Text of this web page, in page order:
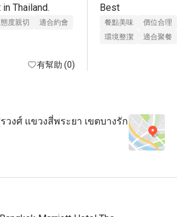
Thailand.
態度親切
適合約會
有幫助 (0)
Best
餐點美味
價位合理
環境整潔
適合聚餐
วงศ์ แขวงสี่พระยา เขตบางรัก